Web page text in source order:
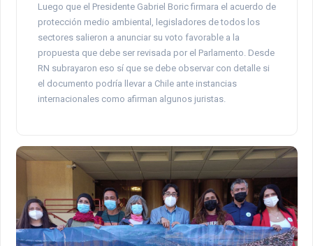
Luego que el Presidente Gabriel Boric firmara el acuerdo de
protección medio ambiental, legisladores de todos los
sectores salieron a anunciar su voto favorable a la
propuesta que debe ser revisada por el Parlamento. Desde
RN subrayaron eso sí que se debe observar con detalle si
el documento podría llevar a Chile ante instancias
internacionales como afirman algunos juristas.